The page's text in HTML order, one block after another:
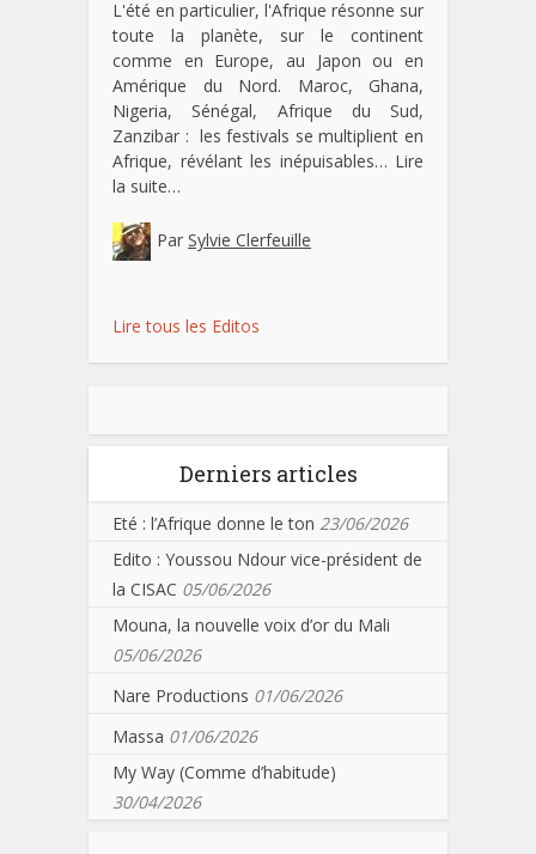
L'été en particulier, l'Afrique résonne sur
toute la planète, sur le continent
comme en Europe, au Japon ou en
Amérique du Nord. Maroc, Ghana,
Nigeria, Sénégal, Afrique du Sud,
Zanzibar : les festivals se multiplient en
Afrique, révélant les inépuisables… Lire
la suite…
Par Sylvie Clerfeuille
Lire tous les Editos
Derniers articles
Eté : l’Afrique donne le ton 23/06/2026
Edito : Youssou Ndour vice-président de
la CISAC 05/06/2026
Mouna, la nouvelle voix d’or du Mali
05/06/2026
Nare Productions 01/06/2026
Massa 01/06/2026
My Way (Comme d’habitude)
30/04/2026